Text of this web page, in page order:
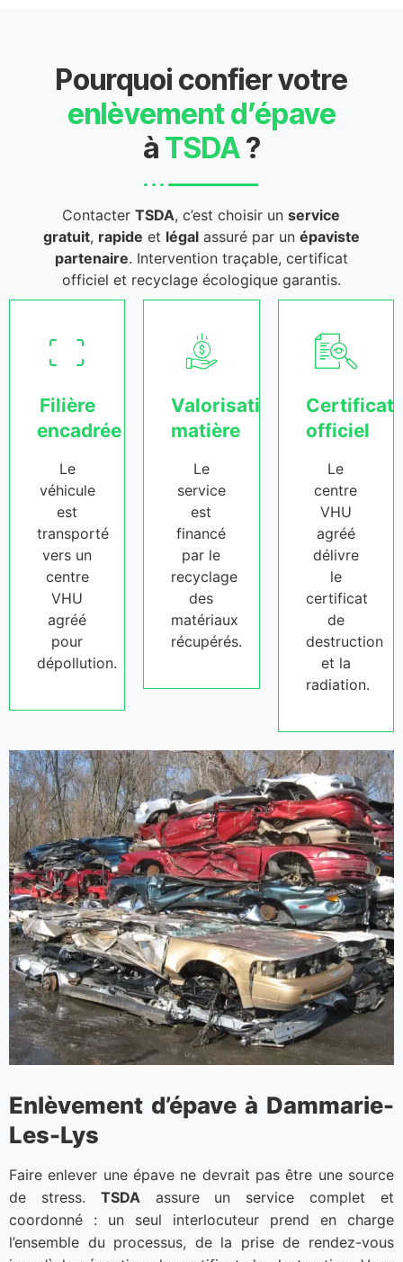
Pourquoi confier votre
enlèvement d’épave
à TSDA?
ContacterTSDA, c’est choisir unservice
gratuit, rapide et légalassuré par un épaviste
partenaire. Intervention traçable, certificat
officiel et recyclage écologique garantis.
Filière
encadrée
Le
véhicule
est
transporté
vers un
centre
VHU
agréé
pour
dépollution.
Valorisation
matière
Le
service
est
financé
par le
recyclage
des
matériaux
récupérés.
Certificat
officiel
Le
centre
VHU
agréé
délivre
le
certificat
de
destruction
et la
radiation.
Enlèvement d’épave à Dammarie-
Les-Lys
Faire enlever une épave ne devrait pas être une source
de stress. TSDAassure un service complet et
coordonné : un seul interlocuteur prend en charge
l’ensemble du processus, de la prise de rendez-vous